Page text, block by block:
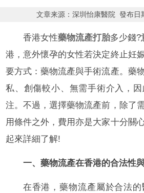
文章来源：深圳怡康醫院 發布日
香港女性藥物流產打胎多少錢?
港，意外懷孕的女性若決定終止妊
要方式：藥物流產與手術流產。藥
私、創傷較小、無需手術介入，
注。不過，選擇藥物流產前，除了
用條件之外，費用亦是大家十分關
起來詳細了解!
一、藥物流產在香港的合法性
在香港，藥物流產屬於合法